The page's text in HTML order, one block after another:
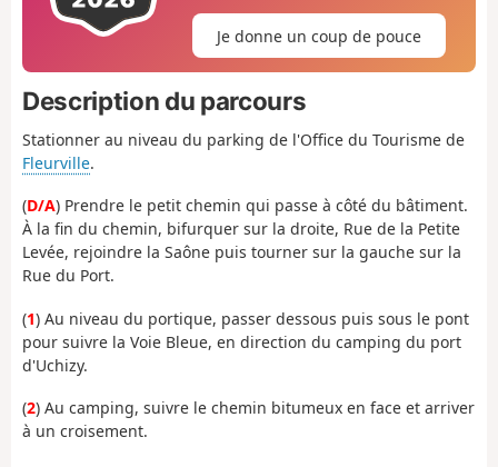
Je donne un coup de pouce
Description du parcours
Stationner au niveau du parking de l'Office du Tourisme de
Fleurville.
(D/A) Prendre le petit chemin qui passe à côté du bâtiment.
À la fin du chemin, bifurquer sur la droite, Rue de la Petite
Levée, rejoindre la Saône puis tourner sur la gauche sur la
Rue du Port.
(1) Au niveau du portique, passer dessous puis sous le pont
pour suivre la Voie Bleue, en direction du camping du port
d'Uchizy.
(2) Au camping, suivre le chemin bitumeux en face et arriver
à un croisement.